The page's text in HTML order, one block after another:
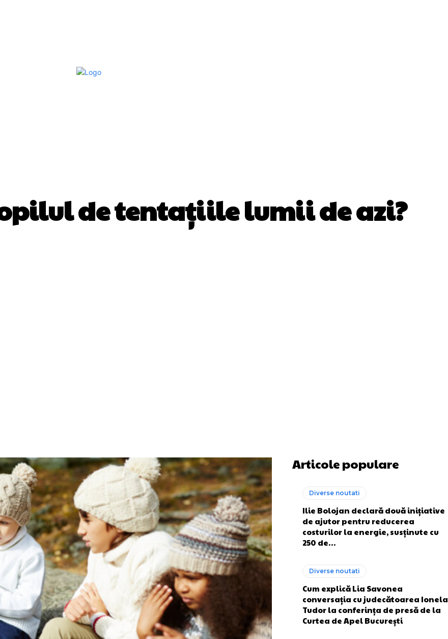
de tentațiile lumii de azi?
Articole populare
Diverse noutati
Ilie Bolojan declară două inițiative
de ajutor pentru reducerea
costurilor la energie, susținute cu
250 de…
Diverse noutati
Cum explică Lia Savonea
conversația cu judecătoarea Ionela
Tudor la conferința de presă de la
Curtea de Apel București